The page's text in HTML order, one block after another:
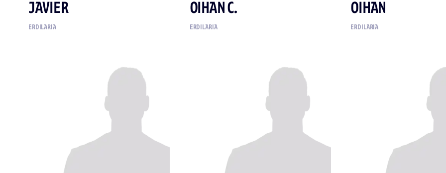
JAVIER
ERDILARIA
OIHAN C.
ERDILARIA
OIHAN
ERDILARIA